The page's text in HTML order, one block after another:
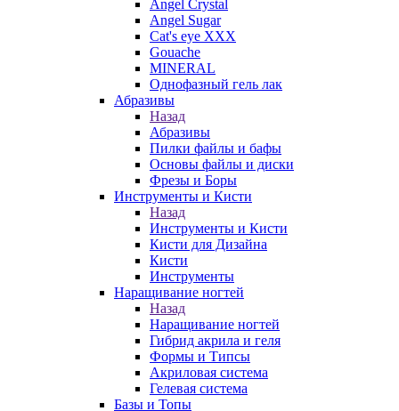
Angel Crystal
Angel Sugar
Cat's eye XXX
Gouache
MINERAL
Однофазный гель лак
Абразивы
Назад
Абразивы
Пилки файлы и бафы
Основы файлы и диски
Фрезы и Боры
Инструменты и Кисти
Назад
Инструменты и Кисти
Кисти для Дизайна
Кисти
Инструменты
Наращивание ногтей
Назад
Наращивание ногтей
Гибрид акрила и геля
Формы и Типсы
Акриловая система
Гелевая система
Базы и Топы